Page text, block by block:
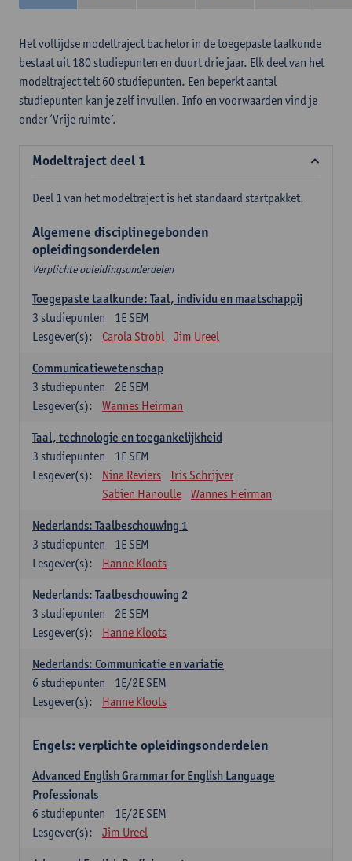
Het voltijdse modeltraject bachelor in de toegepaste taalkunde
bestaat uit 180 studiepunten en duurt drie jaar. Elk deel van het
modeltraject telt 60 studiepunten. Een beperkt aantal
studiepunten kan je zelf invullen. Info en voorwaarden vind je
onder ‘Vrije ruimte’.
Modeltraject deel 1
Deel 1 van het modeltraject is het standaard startpakket.
Algemene disciplinegebonden
opleidingsonderdelen
Verplichte opleidingsonderdelen
Toegepaste taalkunde: Taal, individu en maatschappij
1E SEM
3 studiepunten
Lesgever(s):
Carola Strobl Jim Ureel
Communicatiewetenschap
2E SEM
3 studiepunten
Lesgever(s):
Wannes Heirman
Taal, technologie en toegankelijkheid
1E SEM
3 studiepunten
Lesgever(s):
Nina Reviers
Iris Schrijver
Sabien Hanoulle
Wannes Heirman
Nederlands: Taalbeschouwing 1
1E SEM
3 studiepunten
Lesgever(s):
Hanne Kloots
Nederlands: Taalbeschouwing 2
2E SEM
3 studiepunten
Lesgever(s):
Hanne Kloots
Nederlands: Communicatie en variatie
1E/2E SEM
6 studiepunten
Lesgever(s):
Hanne Kloots
Engels: verplichte opleidingsonderdelen
Advanced English Grammar for English Language
Professionals
1E/2E SEM
6 studiepunten
Lesgever(s):
Jim Ureel